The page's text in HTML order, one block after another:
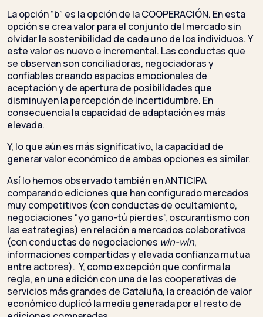
La opción “b” es la opción de la COOPERACIÓN. En esta
opción se crea valor para el conjunto del mercado sin
olvidar la sostenibilidad de cada uno de los individuos. Y
este valor es nuevo e incremental. Las conductas que
se observan son conciliadoras, negociadoras y
confiables creando espacios emocionales de
aceptación y de apertura de posibilidades que
disminuyen la percepción de incertidumbre. En
consecuencia la capacidad de adaptación es más
elevada.
Y, lo que aún es más significativo, la capacidad de
generar valor económico de ambas opciones es similar.
Así lo hemos observado también en ANTICIPA
comparando ediciones que han configurado mercados
muy competitivos (con conductas de ocultamiento,
negociaciones “yo gano-tú pierdes”, oscurantismo con
las estrategias) en relación a mercados colaborativos
(con conductas de negociaciones win-win,
informaciones compartidas y elevadaconfianza mutua
entre actores). Y, como excepción que confirma la
regla, en una edición con una de las cooperativas de
servicios más grandes de Cataluña, la creación de valor
económico duplicó la media generada por el resto de